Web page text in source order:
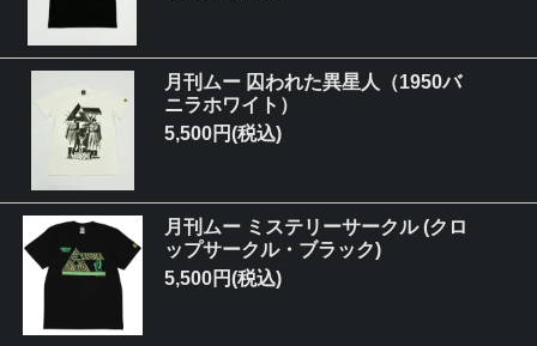
月刊ムー 囚われた異星人（1950バ
ニラホワイト）
5,500円(税込)
月刊ムー ミステリーサークル (クロ
ップサークル・ブラック)
5,500円(税込)